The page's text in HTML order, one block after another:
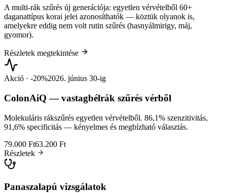
A multi-rák szűrés új generációja: egyetlen vérvételből 60+
daganattípus korai jelei azonosíthatók — köztük olyanok is,
amelyekre eddig nem volt rutin szűrés (hasnyálmirigy, máj,
gyomor).
Részletek megtekintése
Akció · -20%2026. június 30-ig
ColonAiQ — vastagbélrák szűrés vérből
Molekuláris rákszűrés egyetlen vérvételből. 86,1% szenzitivitás,
91,6% specificitás — kényelmes és megbízható választás.
79.000 Ft63.200 Ft
Részletek
Panaszalapú vizsgálatok